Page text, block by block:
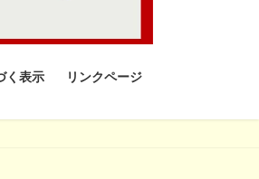
く表示 リンクページ